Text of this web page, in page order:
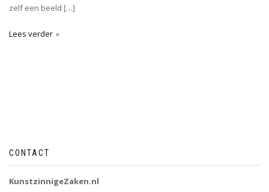
zelf een beeld […]
Lees verder
CONTACT
KunstzinnigeZaken.nl